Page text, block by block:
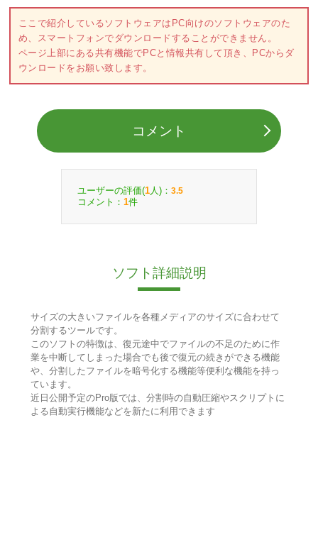
ここで紹介しているソフトウェアはPC向けのソフトウェアのた
め、スマートフォンでダウンロードすることができません。
ページ上部にある共有機能でPCと情報共有して頂き、PCからダ
ウンロードをお願い致します。
コメント
ユーザーの評価(1 人)： 3.5
コメント： 1件
ソフト詳細説明
サイズの大きいファイルを各種メディアのサイズに合わせて
分割するツールです。
このソフトの特徴は、復元途中でファイルの不足のために作
業を中断してしまった場合でも後で復元の続きができる機能
や、分割したファイルを暗号化する機能等便利な機能を持っ
ています。
近日公開予定のPro版では、分割時の自動圧縮やスクリプトに
よる自動実行機能などを新たに利用できます